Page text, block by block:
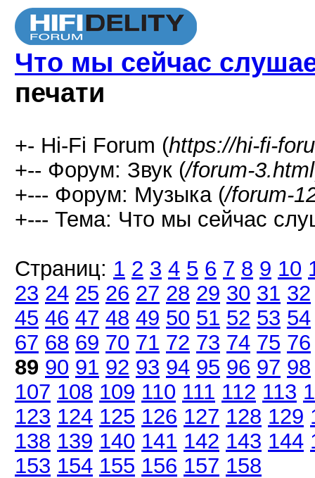
Что мы сейчас
печати
+- Hi-Fi Forum (https://hi-fi-
+-- Форум: Звук (/forum-3.html
+--- Форум: Музыка (/forum-
+--- Тема: Что мы сейчас
Страниц: 1 2 3 4 5 6 7 8 9 10
23 24 25 26 27 28 29 30 31 32
45 46 47 48 49 50 51 52 53 54
67 68 69 70 71 72 73 74 75 76
89 90 91 92 93 94 95 96 97 98
107 108 109 110 111 112 113
123 124 125 126 127 128 129
138 139 140 141 142 143 144
153 154 155 156 157 158